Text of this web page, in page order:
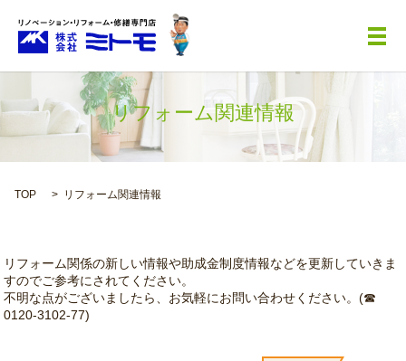
メ
リフォーム関連情報
TOP リフォーム関連情報
リフォーム関係の新しい情報や助成金制度情報などを更新していきま
すのでご参考にされてください。
不明な点がございましたら、お気軽にお問い合わせください。(☎
0120-3102-77)